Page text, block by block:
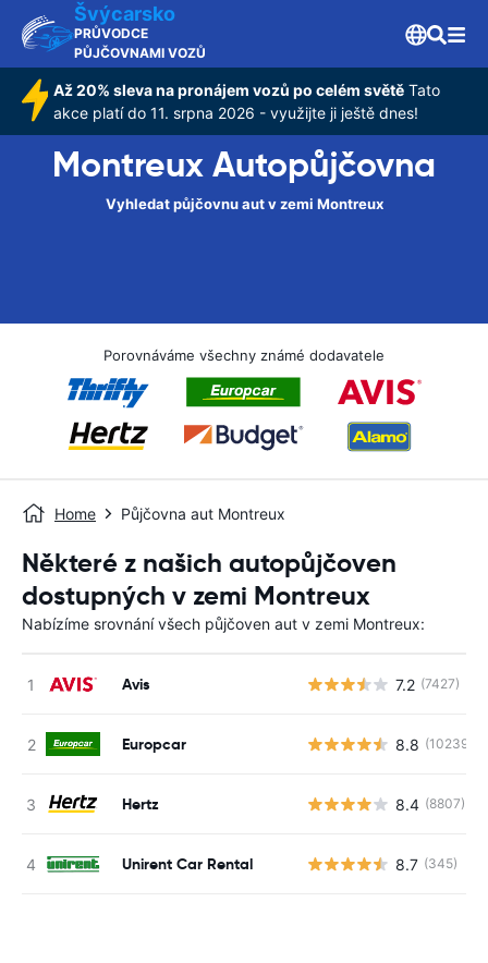
Švýcarsko
PRŮVODCE
PŮJČOVNAMI VOZŮ
Až 20% sleva na pronájem vozů po celém světě Tato
akce platí do 11. srpna 2026 - využijte ji ještě dnes!
Montreux Autopůjčovna
Vyhledat půjčovnu aut v zemi Montreux
Porovnáváme všechny známé dodavatele
Home Půjčovna aut Montreux
Některé z našich autopůjčoven
dostupných v zemi Montreux
Nabízíme srovnání všech půjčoven aut v zemi Montreux:
Avis 7.2 (7427)
Europcar 8.8 (10239)
Hertz 8.4 (8807)
Unirent Car Rental 8.7 (345)